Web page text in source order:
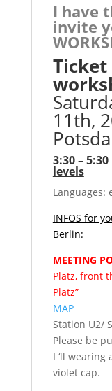
I have
invite
11th,
3:30 –
levels
Languages:
INFOS for
Berlin:
MEETING
Platz, front
Platz”
MAP
Station U2/
Please be
I ‘ll wearing
violet cap.